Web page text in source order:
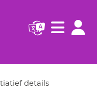
pagina)
Navigatie
details